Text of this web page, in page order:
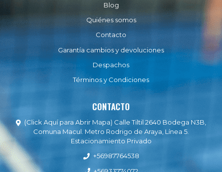
Blog
Quiénes somos
Contacto
Garantía cambios y devoluciones
Despachos
Términos y Condiciones
CONTACTO
(Click Aquí para Abrir Mapa) Calle Tiltil 2640 Bodega N3B,
Comuna Macul. Metro Rodrigo de Araya, Línea 5.
Estacionamiento Privado
+56987764538